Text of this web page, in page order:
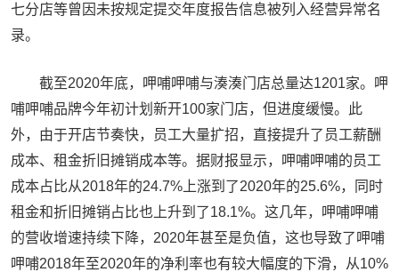
七分店等曾因未按规定提交年度报告信息被列入经营异常名
录。
截至2020年底，呷哺呷哺与湊湊门店总量达1201家。呷
哺呷哺品牌今年初计划新开100家门店，但进度缓慢。此
外，由于开店节奏快，员工大量扩招，直接提升了员工薪酬
成本、租金折旧摊销成本等。据财报显示，呷哺呷哺的员工
成本占比从2018年的24.7%上涨到了2020年的25.6%，同时
租金和折旧摊销占比也上升到了18.1%。这几年，呷哺呷哺
的营收增速持续下降，2020年甚至是负值，这也导致了呷哺
呷哺2018年至2020年的净利率也有较大幅度的下滑，从10%